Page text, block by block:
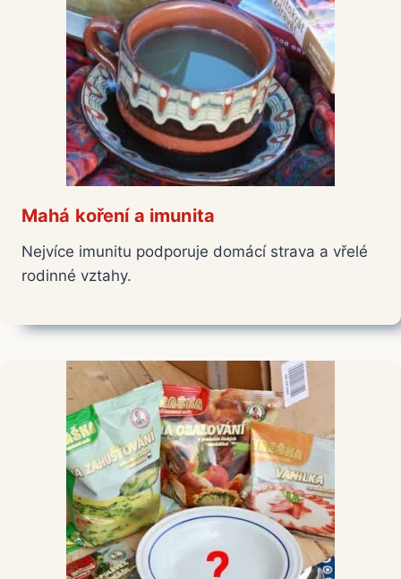
Mahá koření a imunita
Nejvíce imunitu podporuje domácí strava a vřelé
rodinné vztahy.